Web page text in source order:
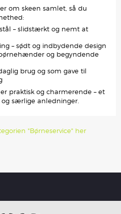
om skeen samlet, så du
– slidstærkt og nemt at
– sødt og indbydende design
og begyndende
brug og som gave til
praktisk og charmerende – et
særlige anledninger.
"Børneservice" her